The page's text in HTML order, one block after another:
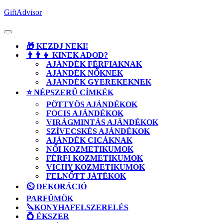
Skip
content
GiftAdvisor
Open
🎁 KEZDJ NEKI!
👨‍👨‍👦 KINEK ADOD?
AJÁNDÉK FÉRFIAKNAK
AJÁNDÉK NŐKNEK
AJÁNDÉK GYEREKEKNEK
⭐ NÉPSZERŰ CÍMKÉK
PÖTTYÖS AJÁNDÉKOK
FOCIS AJÁNDÉKOK
VIRÁGMINTÁS AJÁNDÉKOK
SZÍVECSKÉS AJÁNDÉKOK
AJÁNDÉK CICÁKNAK
NŐI KOZMETIKUMOK
FÉRFI KOZMETIKUMOK
VICHY KOZMETIKUMOK
FELNŐTT JÁTÉKOK
⏲️ DEKORÁCIÓ
PARFÜMÖK
🔪KONYHAFELSZERELÉS
💍 ÉKSZER